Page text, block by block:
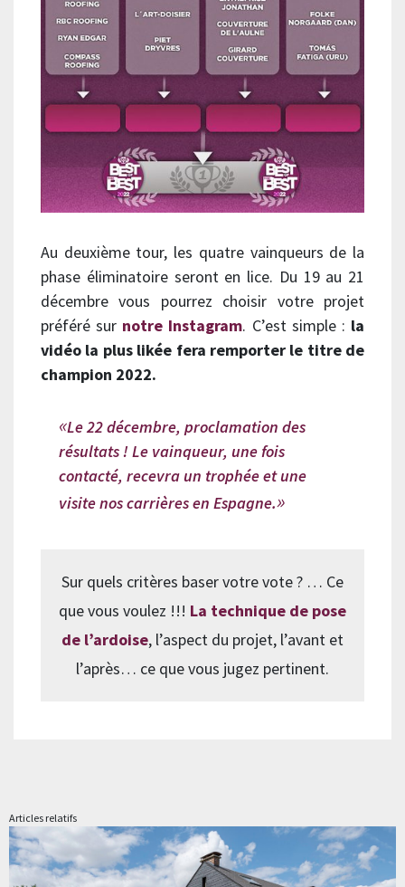
Au deuxième tour, les quatre vainqueurs de la
phase éliminatoire seront en lice. Du 19 au 21
décembre vous pourrez choisir votre projet
préféré sur notre Instagram. C’est simple : la
vidéo la plus likée fera remporter le titre de
champion 2022.
Le 22 décembre, proclamation des
résultats ! Le vainqueur, une fois
contacté, recevra un trophée et une
visite nos carrières en Espagne.
Sur quels critères baser votre vote ? … Ce
que vous voulez !!! La technique de pose
de l’ardoise, l’aspect du projet, l’avant et
l’après… ce que vous jugez pertinent.
Articles relatifs